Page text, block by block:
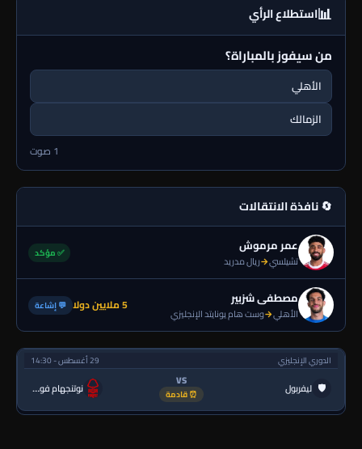
📊استطلاع الرأي
من سيفوز بالمباراة؟
الأهلي
الزمالك
1 صوت
🔄 نافذة الانتقالات
عمر مرموش
تشيلسي→ريال مدريد
✅ مؤكد
مصطفى شزبير
الأهلي→وست هام يونايتد الإنجليزي 5 ملايين دولا 💬 إشاعة
الدوري الإنجليزي 29 أغسطس - 14:30
🛡 ليفربول VS
⏰ قادمة نوتنجهام فورست